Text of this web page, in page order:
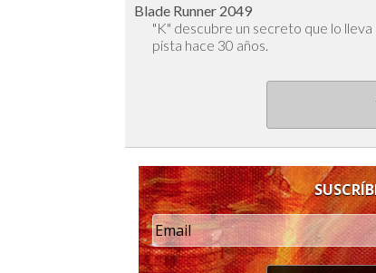
Blade Runner 2049
"K" descubre un secreto que lo
pista hace 30 años.